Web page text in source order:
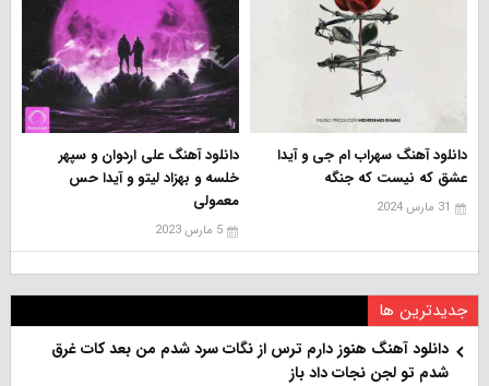
دانلود آهنگ سهراب ام جی و آیدا
عشق که نیست که جنگه
31 مارس 2024
دانلود آهنگ علی اردوان و سپهر
خلسه و بهزاد لیتو و آیدا حس
معمولی
5 مارس 2023
جدیدترین ها
دانلود آهنگ هنو‌ز دارم ترس از نگات سرد شدم من بعد کات غرق
شدم تو لجن نجات داد باز